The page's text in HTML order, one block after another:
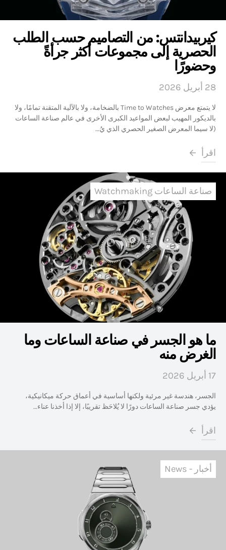
كيربيدانتس: من التصاميم حسب الطلب
الحصرية إلى مجموعات أكثر جرأةً
وحضورًا
28 أبريل 2026
لا يتمتع معرض Time to Watches بالضخامة، ولا بالآلية المتقنة تمامًا، ولا
بالديكور المهيب لبعض المواعيد الكبرى الأخرى في عالم صناعة الساعات
(لا سيما المعرض الصغير الحصري الذي يُ…
اقرأ
صناعة الساعات Watchmaking
ما هو الجسر في صناعة الساعات وما
الغرض منه
17 أبريل 2026
الجسر، هندسة غير مرئية ولكنها أساسية في أعماق حركة ميكانيكية،
يؤدي جسر صناعة الساعات دورًا لا يُلاحَظ تقريبًا، إلا إذا أخذنا عناء…
اقرأ
أخبار - News